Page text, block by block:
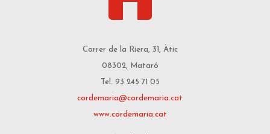
Carrer de la Riera, 31, Àtic
08302, Mataró
Tel. 93 245 71 05
cordemaria@cordemaria.cat
www.cordemaria.cat